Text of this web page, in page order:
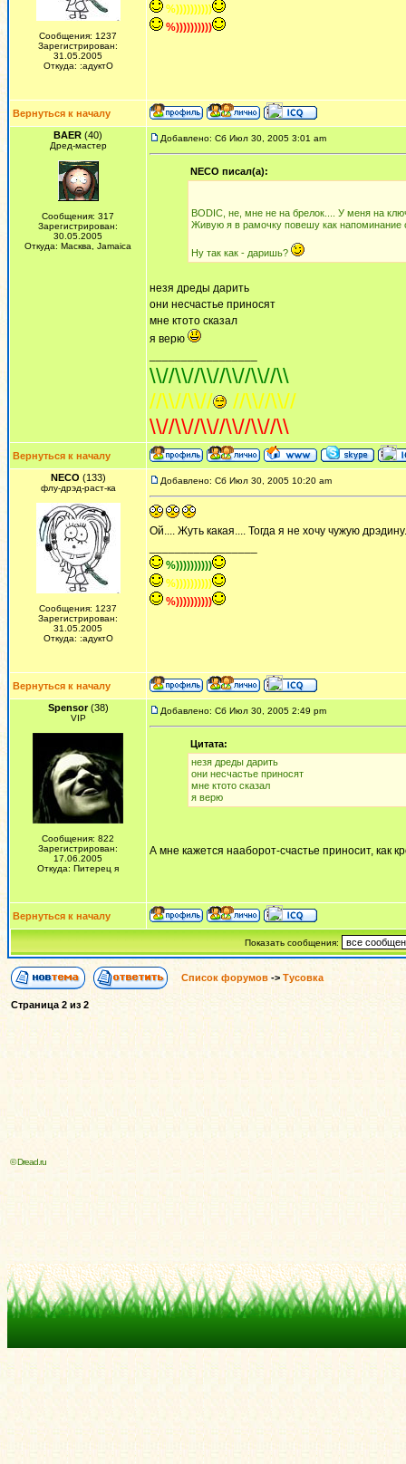
Сообщения: 1237
Зарегистрирован:
31.05.2005
Откуда: :адуктО
%))))))))))
%))))))))))
Вернуться к началу
BAER (40)
Дред-мастер
Сообщения: 317
Зарегистрирован:
30.05.2005
Откуда: Масква, Jamaica
Добавлено: Сб Июл 30, 2005 3:01 am
NECO писал(а):
BODIС, не, мне не на брелок.... У меня на
Живую я в рамочку повешу как напоминание
Ну так как - даришь?
незя дреды дарить
они несчастье приносят
мне ктото сказал
я верю
\\//\\//\\//\\//\\//\\
//\\//\\//
//\\//\\//
\\//\\//\\//\\//\\//\\
Вернуться к началу
NECO (133)
флу-дрэд-раст-ка
Сообщения: 1237
Зарегистрирован:
31.05.2005
Откуда: :адуктО
Добавлено: Сб Июл 30, 2005 10:20 am
Ой.... Жуть какая.... Тогда я не хочу чужую
%))))))))))
%))))))))))
%))))))))))
Вернуться к началу
Spensor(38)
VIP
Сообщения: 822
Зарегистрирован:
17.06.2005
Откуда: Питерец я
Добавлено: Сб Июл 30, 2005 2:49 pm
Цитата:
незя дреды дарить
они несчастье приносят
мне ктото сказал
я верю
А мне кажется нааборот-счастье приносит, как
Вернуться к началу
Показать сообщения:
Список форумов -> Тусовка
Страница 2из 2
© Dread.ru